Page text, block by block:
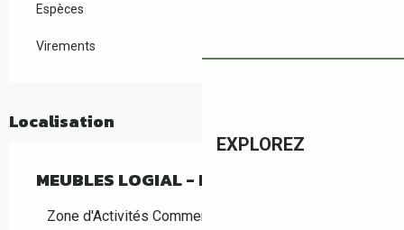
EXPLOREZ
Espèces
Virements
Localisation
MEUBLES LOGIAL - LITERIE
Zone d'Activités Commerciales, 66160 Le Boulou